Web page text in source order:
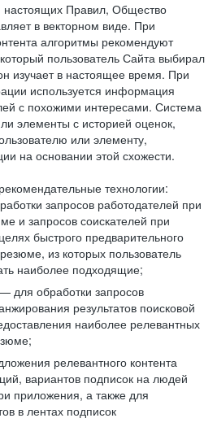
настоящих Правил, Общество
в векторном виде. При
алгоритмы рекомендуют
пользователь Сайта выбирал
изучает в настоящее время. При
используется информация
с похожими интересами. Система
элементы с историей оценок,
или элементу,
на основании этой схожести.
технологии:
запросов работодателей при
и запросов соискателей при
быстрого предварительного
из которых пользователь
наиболее подходящие;
для обработки запросов
результатов поисковой
наиболее релевантных
релевантного контента
вариантов подписок на людей
приложения, а также для
в лентах подписок